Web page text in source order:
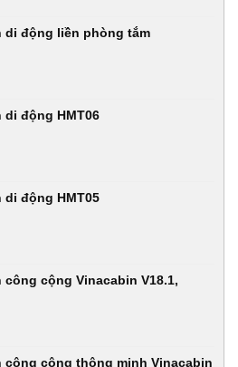
di động liền phòng tắm
di động HMT06
di động HMT05
công cộng Vinacabin V18.1,
công cộng thông minh Vinacabin